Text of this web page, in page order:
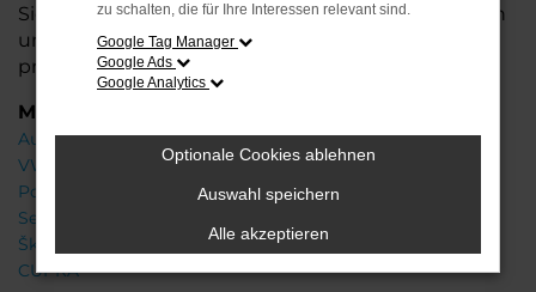
Sie sich von unseren Experten beraten – wir freuen
uns, Ihnen den perfekten Neuwagen zu
präsentieren!
Marken
Audi
VW
Porsche
Seat
Škoda
CUPRA
zu schalten, die für Ihre Interessen relevant sind.
Google Tag Manager
Google Ads
Google Analytics
Optionale Cookies ablehnen
Auswahl speichern
Alle akzeptieren